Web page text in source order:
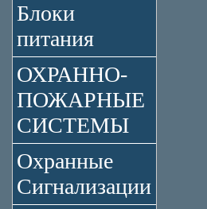
Блоки
питания
ОХРАННО-
ПОЖАРНЫЕ
СИСТЕМЫ
Охранные
Сигнализации